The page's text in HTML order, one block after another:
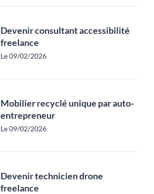
Devenir consultant accessibilité
freelance
Le 09/02/2026
Mobilier recyclé unique par auto-
entrepreneur
Le 09/02/2026
Devenir technicien drone
freelance